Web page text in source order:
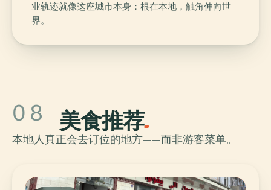
业轨迹就像这座城市本身：根在本地，触角伸向世
界。
08 美食推荐.
本地人真正会去订位的地方——而非游客菜单。